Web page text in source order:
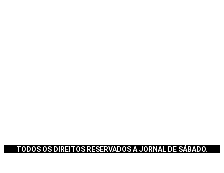
TODOS OS DIREITOS RESERVADOS A JORNAL DE SÁBADO.